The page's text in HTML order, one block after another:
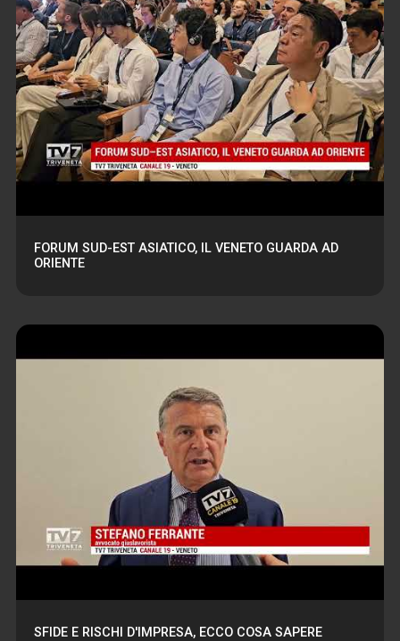
FORUM SUD-EST ASIATICO, IL VENETO GUARDA AD
ORIENTE
SFIDE E RISCHI D'IMPRESA, ECCO COSA SAPERE